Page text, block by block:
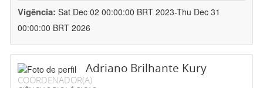
Vigência: Sat Dec 02 00:00:00 BRT 2023-Thu Dec 31
00:00:00 BRT 2026
Adriano Brilhante Kury
COORDENADOR(A)